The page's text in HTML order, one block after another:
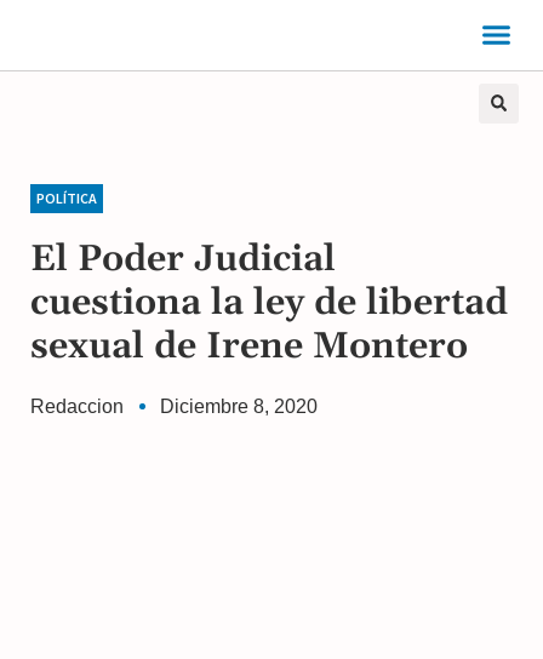
POLÍTICA
El Poder Judicial
cuestiona la ley de libertad
sexual de Irene Montero
Redaccion Diciembre 8, 2020